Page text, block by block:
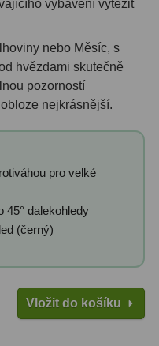
vybavení vytěžit
nebo Měsíc, s
hvězdami skutečně
pozorností
nejkrásnější.
pro velké
45° dalekohledy
(černý)
Vložit do košíku